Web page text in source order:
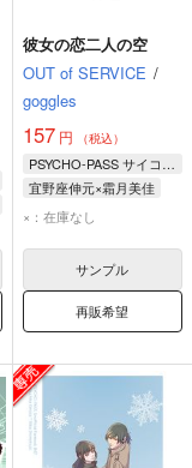
彼女の恋二人の空
OUT of SERVICE /
goggles
157円 （税込）
PSYCHO-PASS サイコパス
宜野座伸元×霜月美佳
宜野座伸元
×：在庫なし
サンプル
再販希望